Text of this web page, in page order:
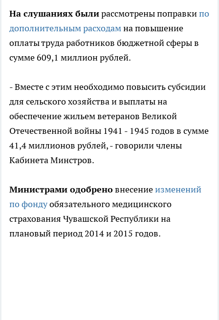
На слушаниях былирассмотрены поправкипо
дополнительным расходамна повышение
оплаты труда работников бюджетной сферы в
сумме 609,1 миллион рублей.
- Вместе с этим необходимо повысить субсидии
для сельского хозяйства и выплаты на
обеспечение жильем ветеранов Великой
Отечественной войны 1941 - 1945 годов в сумме
41,4 миллионов рублей, - говорили члены
Кабинета Минстров.
Министрами одобреновнесениеизменений
по фондуобязательного медицинского
страхования Чувашской Республики на
плановый период 2014 и 2015 годов.